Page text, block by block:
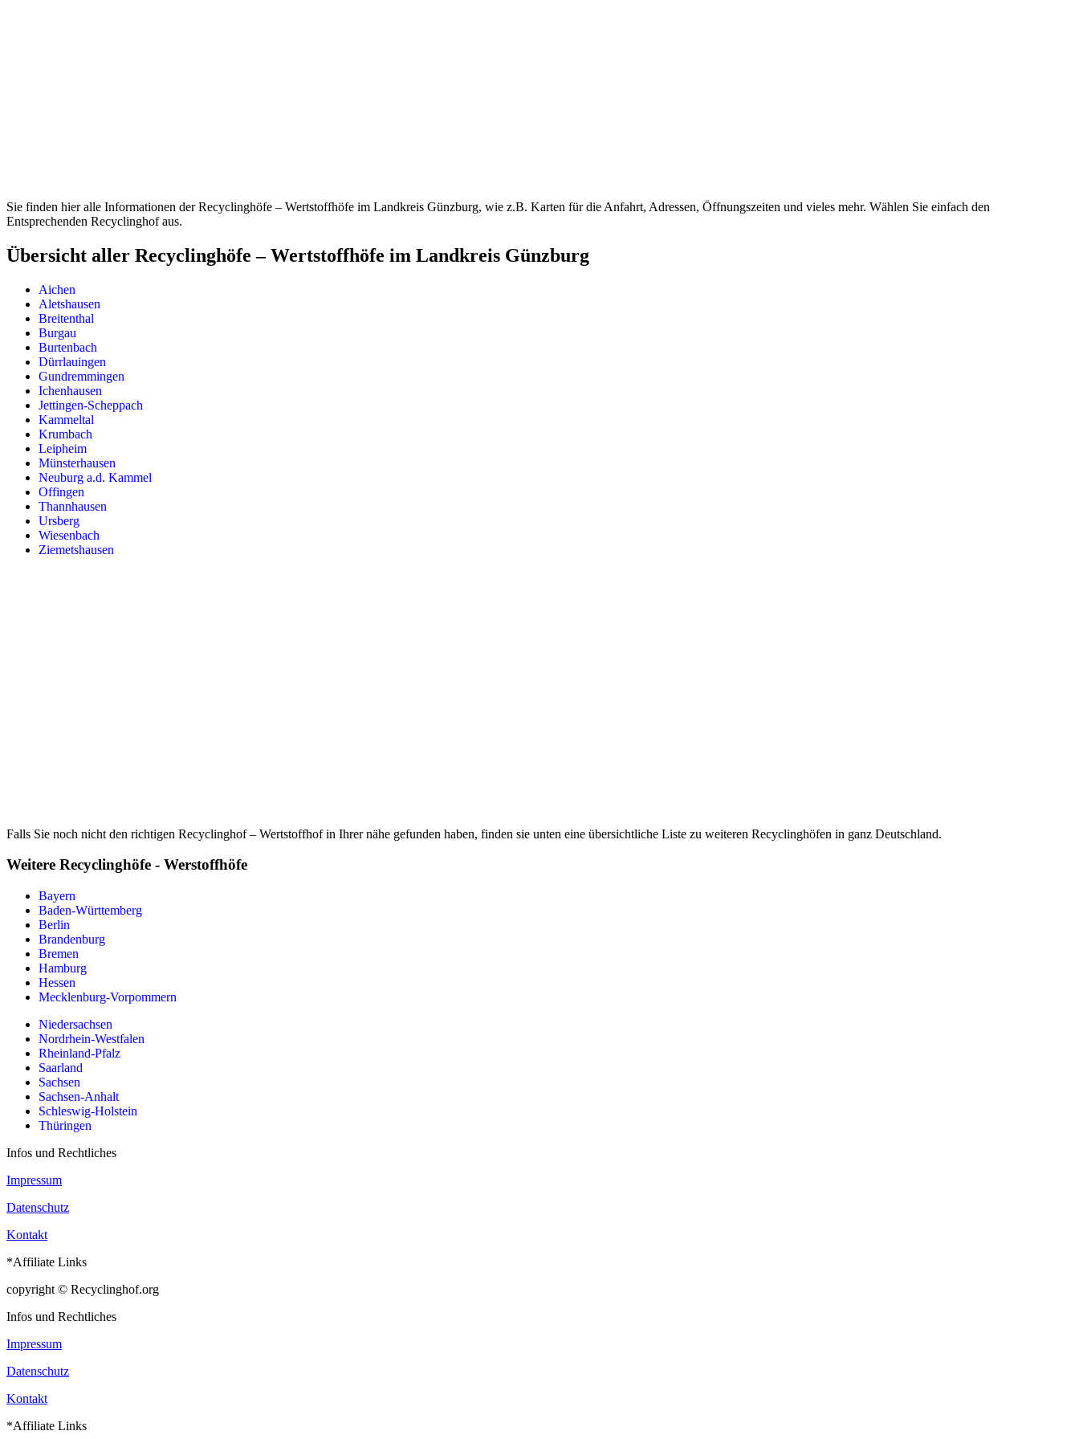
Sie finden hier alle Informationen der Recyclinghöfe – Wertstoffhöfe im Landkreis Günzburg, wie z.B. Karten für die Anfahrt, Adressen, Öffnungszeiten und vieles mehr. Wählen Sie einfach den
Entsprechenden Recyclinghof aus.
Übersicht aller Recyclinghöfe – Wertstoffhöfe im Landkreis Günzburg
Aichen
Aletshausen
Breitenthal
Burgau
Burtenbach
Dürrlauingen
Gundremmingen
Ichenhausen
Jettingen-Scheppach
Kammeltal
Krumbach
Leipheim
Münsterhausen
Neuburg a.d. Kammel
Offingen
Thannhausen
Ursberg
Wiesenbach
Ziemetshausen
Falls Sie noch nicht den richtigen Recyclinghof – Wertstoffhof in Ihrer nähe gefunden haben, finden sie unten eine übersichtliche Liste zu weiteren Recyclinghöfen in ganz Deutschland.
Weitere Recyclinghöfe - Werstoffhöfe
Bayern
Baden-Württemberg
Berlin
Brandenburg
Bremen
Hamburg
Hessen
Mecklenburg-Vorpommern
Niedersachsen
Nordrhein-Westfalen
Rheinland-Pfalz
Saarland
Sachsen
Sachsen-Anhalt
Schleswig-Holstein
Thüringen
Infos und Rechtliches
Impressum
Datenschutz
Kontakt
*Affiliate Links
copyright © Recyclinghof.org
Infos und Rechtliches
Impressum
Datenschutz
Kontakt
*Affiliate Links